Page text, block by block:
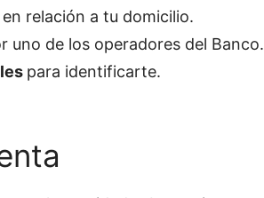
relación a tu domicilio.
uno de los operadores del Banco.
para identificarte.